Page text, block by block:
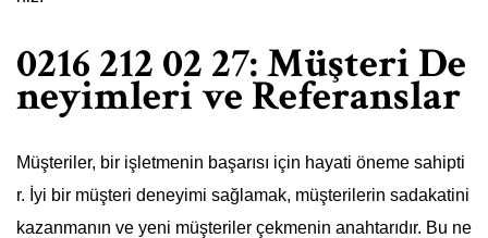
0216 212 02 27: Müşteri De
neyimleri ve Referanslar
Müşteriler, bir işletmenin başarısı için hayati öneme sahipti
r. İyi bir müşteri deneyimi sağlamak, müşterilerin sadakatini
kazanmanın ve yeni müşteriler çekmenin anahtarıdır. Bu ne